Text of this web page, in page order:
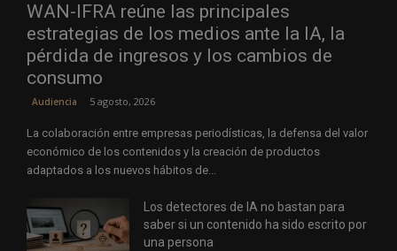
WAN-IFRA reúne las principales
estrategias de los medios ante la IA, la
pérdida de ingresos y los cambios de
consumo
Audiencia 5 agosto, 2026
La colaboración entre empresas periodísticas, la defensa del valor
económico de los contenidos y la creación de productos
adaptados a los nuevos hábitos de...
Los detectores de IA no bastan para
saber si un contenido ha sido escrito por
una persona